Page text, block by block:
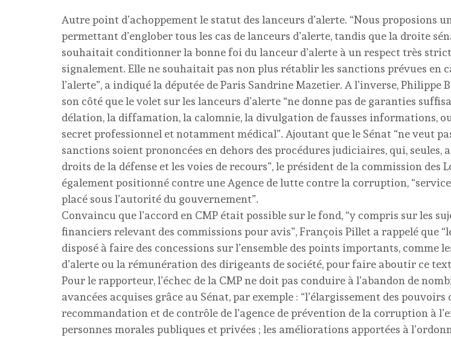
Autre point d’achoppement le statut des lanceurs d’alerte. “Nous proposions
permettant d’englober tous les cas de lanceurs d’alerte, tandis que la droite
souhaitait conditionner la bonne foi du lanceur d’alerte à un respect très
signalement. Elle ne souhaitait pas non plus rétablir les sanctions prévues en
l’alerte”, a indiqué la députée de Paris Sandrine Mazetier. A l’inverse, Philippe
son côté que le volet sur les lanceurs d’alerte “ne donne pas de garanties
délation, la diffamation, la calomnie, la divulgation de fausses informations,
secret professionnel et notamment médical”. Ajoutant que le Sénat “ne veut
sanctions soient prononcées en dehors des procédures judiciaires, qui, seules,
droits de la défense et les voies de recours”, le président de la commission des
également positionné contre une Agence de lutte contre la corruption,
placé sous l’autorité du gouvernement”.
Convaincu que l’accord en CMP était possible sur le fond, “y compris sur les
financiers relevant des commissions pour avis”, François Pillet a rappelé que
disposé à faire des concessions sur l’ensemble des points importants, comme
d’alerte ou la rémunération des dirigeants de société, pour faire aboutir ce
Pour le rapporteur, l’échec de la CMP ne doit pas conduire à l’abandon de
avancées acquises grâce au Sénat, par exemple : “l’élargissement des pouvoirs
recommandation et de contrôle de l’agence de prévention de la corruption à
personnes morales publiques et privées ; les améliorations apportées à